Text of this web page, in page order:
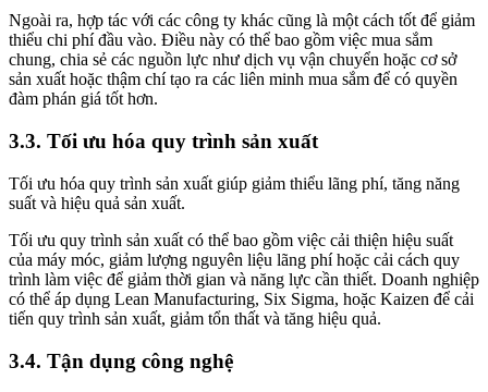
Ngoài ra, hợp tác với các công ty khác cũng là một cách tốt để giảm
thiểu chi phí đầu vào. Điều này có thể bao gồm việc mua sắm
chung, chia sẻ các nguồn lực như dịch vụ vận chuyển hoặc cơ sở
sản xuất hoặc thậm chí tạo ra các liên minh mua sắm để có quyền
đàm phán giá tốt hơn.
3.3. Tối ưu hóa quy trình sản xuất
Tối ưu hóa quy trình sản xuất giúp giảm thiểu lãng phí, tăng năng
suất và hiệu quả sản xuất.
Tối ưu quy trình sản xuất có thể bao gồm việc cải thiện hiệu suất
của máy móc, giảm lượng nguyên liệu lãng phí hoặc cải cách quy
trình làm việc để giảm thời gian và năng lực cần thiết. Doanh nghiệp
có thể áp dụng Lean Manufacturing, Six Sigma, hoặc Kaizen để cải
tiến quy trình sản xuất, giảm tổn thất và tăng hiệu quả.
3.4. Tận dụng công nghệ